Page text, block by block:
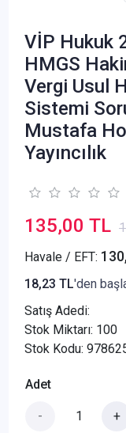
VİP Hukuk
HMGS
Vergi Usul
Sistemi
Mustafa
Yayıncılık
135,00 TL
Havale / EFT:
18,23 TL'den
Satış Adedi:
Stok Miktarı: 100
Stok Kodu:
Adet
- +